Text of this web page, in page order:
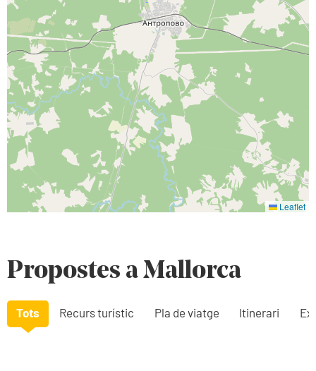
Leaflet
Propostes a Mallorca
Tots Recurs turístic Pla de viatge Itinerari